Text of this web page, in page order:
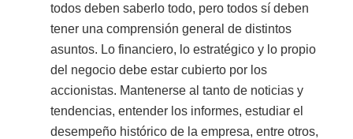
todos deben saberlo todo, pero todos sí deben
tener una comprensión general de distintos
asuntos. Lo financiero, lo estratégico y lo propio
del negocio debe estar cubierto por los
accionistas. Mantenerse al tanto de noticias y
tendencias, entender los informes, estudiar el
desempeño histórico de la empresa, entre otros,